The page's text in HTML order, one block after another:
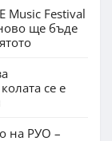
Music Festival
ще бъде
се е
на РУО –